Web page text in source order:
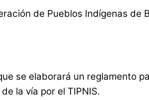
de Pueblos Indígenas de
se elaborará un reglamento
la vía por el TIPNIS.